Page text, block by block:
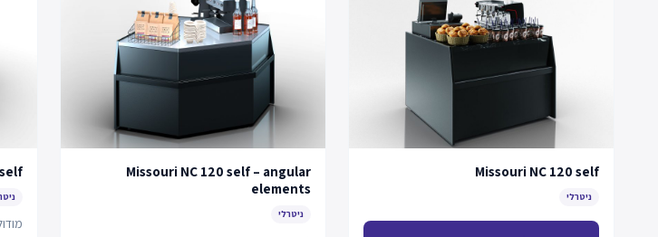
Missouri NC 120 self
ניטרלי
Missouri NC 120 self – angular
elements
ניטרלי